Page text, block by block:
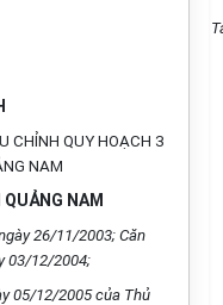
CHỈNH QUY HOẠCH 3
NAM
NAM
26/11/2003; Căn
03/12/2004;
05/12/2005 của Thủ